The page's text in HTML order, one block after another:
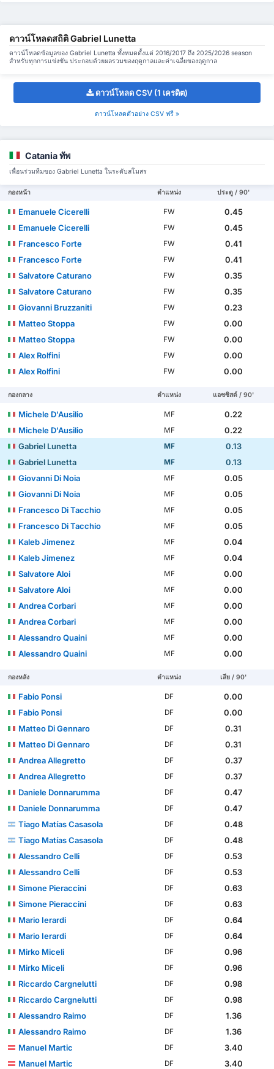
ดาวน์โหลดสถิติ Gabriel Lunetta
ดาวน์โหลดข้อมูลของ Gabriel Lunetta ทั้งหมดตั้งแต่ 2016/2017 ถึง 2025/2026 season
สำหรับทุกการแข่งขัน ประกอบด้วยผลรวมของฤดูกาลและค่าเฉลี่ยของฤดูกาล
ดาวน์โหลด CSV (1 เครดิต)
ดาวน์โหลดตัวอย่าง CSV ฟรี »
Catania ทัพ
เพื่อนร่วมทีมของ Gabriel Lunetta ในระดับสโมสร
กองหน้า ตำแหน่ง ประตู / 90'
Emanuele Cicerelli FW
0.45
Emanuele Cicerelli
FW
0.45
Francesco Forte
FW
0.41
Francesco Forte
FW
0.41
Salvatore Caturano
FW
0.35
Salvatore Caturano
FW
0.35
Giovanni Bruzzaniti
FW
0.23
Matteo Stoppa
FW
0.00
Matteo Stoppa
FW
0.00
Alex Rolfini
FW
0.00
Alex Rolfini
FW 0.00
กองกลาง ตำแหน่ง แอซซิสต์ / 90'
Michele D'Ausilio MF
0.22
Michele D'Ausilio
MF
0.22
Gabriel Lunetta
MF
0.13
Gabriel Lunetta
MF
0.13
Giovanni Di Noia
MF
0.05
Giovanni Di Noia
MF
0.05
Francesco Di Tacchio
MF
0.05
Francesco Di Tacchio
MF
0.05
Kaleb Jimenez
MF
0.04
Kaleb Jimenez
MF
0.04
Salvatore Aloi
MF
0.00
Salvatore Aloi
MF
0.00
Andrea Corbari
MF
0.00
Andrea Corbari
MF
0.00
Alessandro Quaini
MF
0.00
Alessandro Quaini
MF 0.00
กองหลัง ตำแหน่ง เสีย / 90'
Fabio Ponsi DF
0.00
Fabio Ponsi
DF
0.00
Matteo Di Gennaro
DF
0.31
Matteo Di Gennaro
DF
0.31
Andrea Allegretto
DF
0.37
Andrea Allegretto
DF
0.37
Daniele Donnarumma
DF
0.47
Daniele Donnarumma
DF
0.47
Tiago Matías Casasola
DF
0.48
Tiago Matías Casasola
DF
0.48
Alessandro Celli
DF
0.53
Alessandro Celli
DF
0.53
Simone Pieraccini
DF
0.63
Simone Pieraccini
DF
0.63
Mario Ierardi
DF
0.64
Mario Ierardi
DF
0.64
Mirko Miceli
DF
0.96
Mirko Miceli
DF
0.96
Riccardo Cargnelutti
DF
0.98
Riccardo Cargnelutti
DF
0.98
Alessandro Raimo
DF
1.36
Alessandro Raimo
DF
1.36
Manuel Martic
DF
3.40
Manuel Martic
DF 3.40